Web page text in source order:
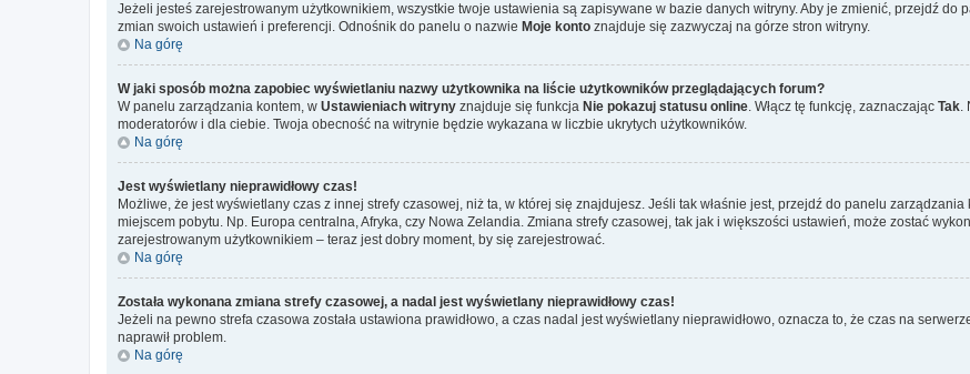
Jeżeli jesteś zarejestrowanym użytkownikiem, wszystkie twoje ustawienia są zapisywane w bazie danych witryny. Aby je zmienić, przejdź do
zmian swoich ustawień i preferencji. Odnośnik do panelu o nazwie Moje konto znajduje się zazwyczaj na górze stron witryny.
Na górę
W jaki sposób można zapobiec wyświetlaniu nazwy użytkownika na liście użytkowników przeglądających forum?
W panelu zarządzania kontem, w Ustawieniach witryny znajduje się funkcja Nie pokazuj statusu online . Włącz tę funkcję, zaznaczając Tak
moderatorów i dla ciebie. Twoja obecność na witrynie będzie wykazana w liczbie ukrytych użytkowników.
Na górę
Jest wyświetlany nieprawidłowy czas!
Możliwe, że jest wyświetlany czas z innej strefy czasowej, niż ta, w której się znajdujesz. Jeśli tak właśnie jest, przejdź do panelu
miejscem pobytu. Np. Europa centralna, Afryka, czy Nowa Zelandia. Zmiana strefy czasowej, tak jak i większości ustawień, może zostać
zarejestrowanym użytkownikiem – teraz jest dobry moment, by się zarejestrować.
Na górę
Została wykonana zmiana strefy czasowej, a nadal jest wyświetlany nieprawidłowy czas!
Jeżeli na pewno strefa czasowa została ustawiona prawidłowo, a czas nadal jest wyświetlany nieprawidłowo, oznacza to, że czas na
naprawił problem.
Na górę